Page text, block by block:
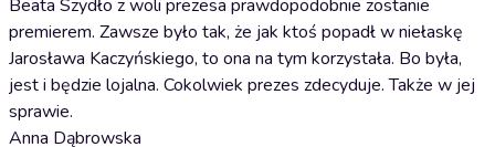
Beata Szydło z woli prezesa prawdopodobnie zostanie
premierem. Zawsze było tak, że jak ktoś popadł w niełaskę
Jarosława Kaczyńskiego, to ona na tym korzystała. Bo była,
jest i będzie lojalna. Cokolwiek prezes zdecyduje. Także w jej
sprawie.
Anna Dąbrowska